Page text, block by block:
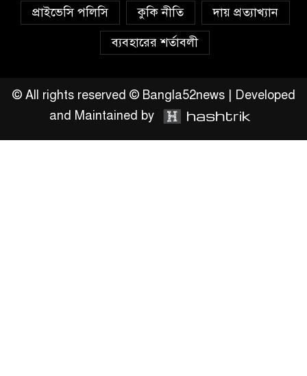
লুটপাট ও পাচারমুখী বাজেট
সংশোধনের দাবিতে ফরিদগঞ্জে
উঠান বৈঠক
প্রাইভেসি পলিসি
কুকি নীতি
দায় প্রত্যাখ্যান
ব্যবহারের শর্তাবলী
© All rights reserved © Bangla52news | Developed
and Maintained by